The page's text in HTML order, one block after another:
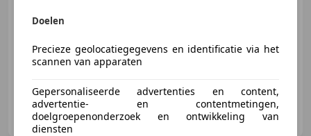
09/2011
Autohandel Voorst
NL-8042 PG ZWOLLE
Doelen
Precieze geolocatiegegevens en identificatie via het
scannen van apparaten
Gepersonaliseerde advertenties en content,
advertentie- en contentmetingen,
doelgroepenonderzoek en ontwikkeling van
diensten